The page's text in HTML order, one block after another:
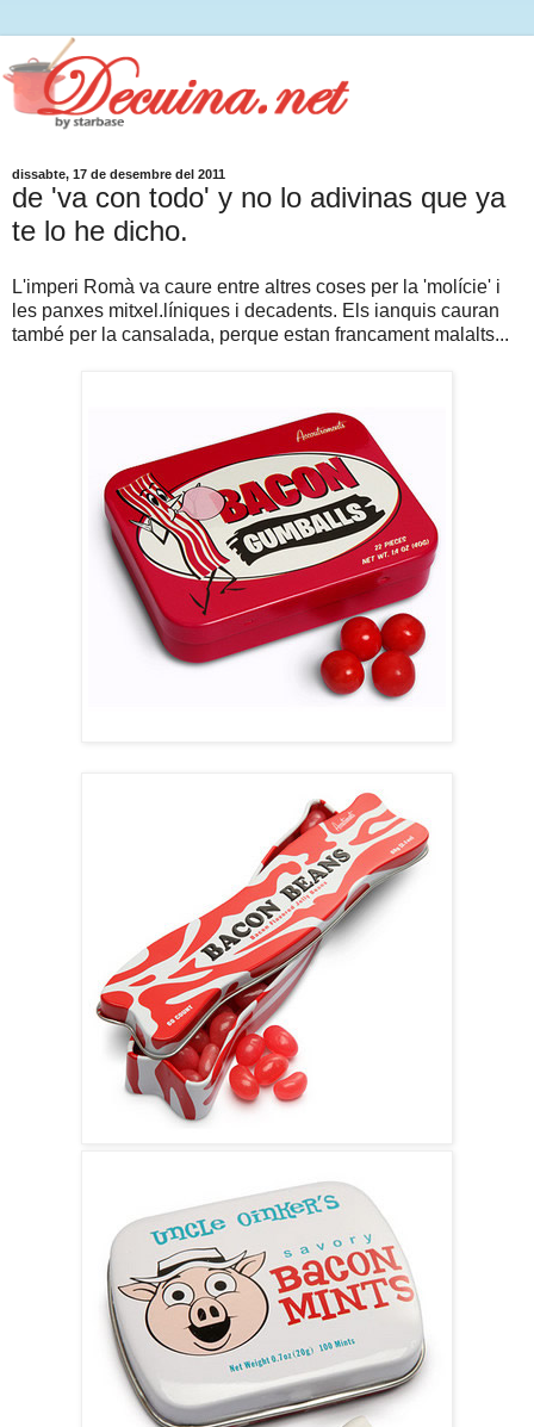
dissabte, 17 de desembre del 2011
de 'va con todo' y no lo adivinas que ya
te lo he dicho.
L'imperi Romà va caure entre altres coses per la 'molície' i
les panxes mitxel.líniques i decadents. Els ianquis cauran
també per la cansalada, perque estan francament malalts...